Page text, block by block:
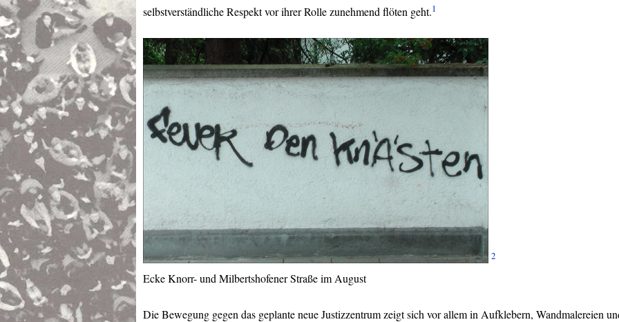
selbstverständliche Respekt vor ihrer Rolle zunehmend flöten geht.1
2
Ecke Knorr- und Milbertshofener Straße im August
Die Bewegung gegen das geplante neue Justizzentrum zeigt sich vor allem in Aufklebern, Wandmalereien